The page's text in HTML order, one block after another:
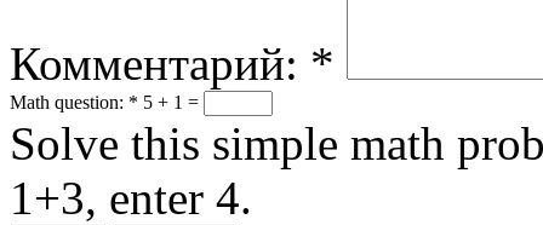
Комментарий: *
Math question: * 5 + 1 =
Solve this simple math
1+3, enter 4.